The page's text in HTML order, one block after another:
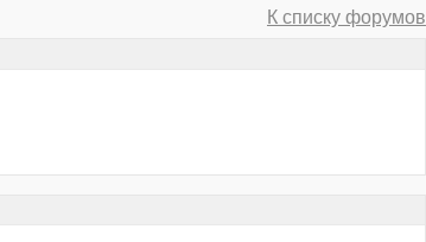
К списку форумов